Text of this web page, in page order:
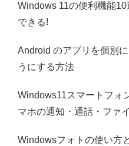
Windows 11の便利機能
できる!
Android のアプリを個別
うにする方法
Windows11スマートフォ
マホの通知・通話・ファ
Windowsフォトの使い方